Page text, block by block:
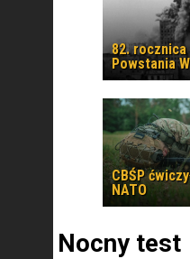
82. rocznica
Powstania
CBŚP
NATO
Nocny test